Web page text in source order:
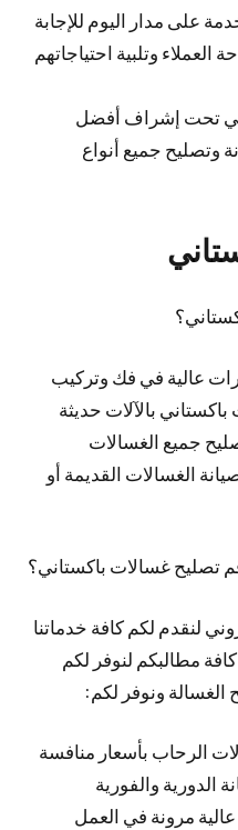
على مدار اليوم للإجابة
وتلبية احتياجاتهم
تحت إشراف أفضل
وتصليح جميع أنواع
عالية في فك وتركيب
بالآلات حديثة
جميع الغسالات
الغسالات القديمة أو
تصليح غسالات باكستاني؟
لنقدم لكم كافة خدماتنا
على كافة مطالبكم لنوفر لكم
ونوفر لكم:
الرحاب بأسعار منافسة
الدورية والفورية
مرونة في العمل